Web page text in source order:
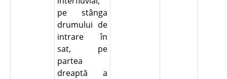
pe stânga
drumului de
intrare în
sat, pe
partea
dreaptă a